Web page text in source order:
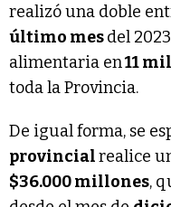
realizó una doble
último mesdel
alimentaria en11
toda la Provincia.
De igual forma, se
provincialrealice
$36.000 millones,